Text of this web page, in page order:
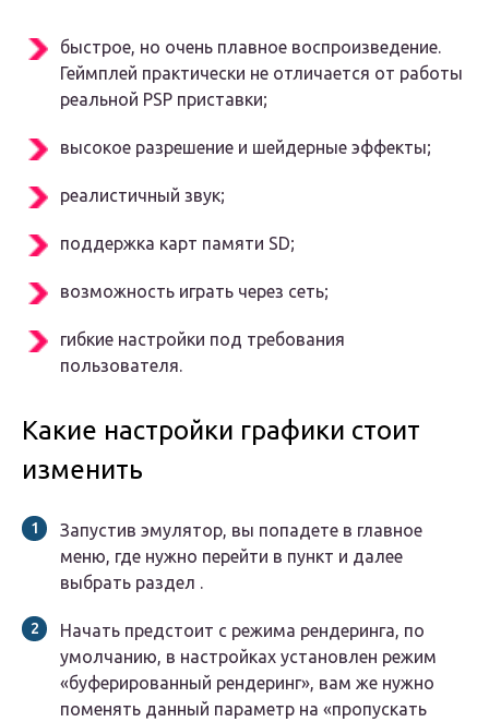
быстрое, но очень плавное воспроизведение.
Геймплей практически не отличается от работы
реальной PSP приставки;
высокое разрешение и шейдерные эффекты;
реалистичный звук;
поддержка карт памяти SD;
возможность играть через сеть;
гибкие настройки под требования
пользователя.
Какие настройки графики стоит
изменить
Запустив эмулятор, вы попадете в главное
меню, где нужно перейти в пункт и далее
выбрать раздел .
Начать предстоит с режима рендеринга, по
умолчанию, в настройках установлен режим
«буферированный рендеринг», вам же нужно
поменять данный параметр на «пропускать